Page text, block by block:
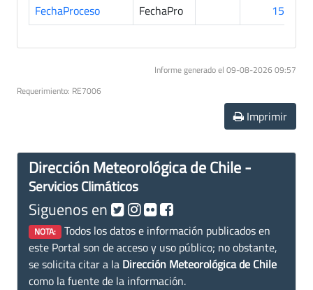
FechaProceso
FechaPro 151
Informe generado el 09-08-2026 09:57
Requerimiento: RE7006
Imprimir
Dirección Meteorológica de Chile -
Servicios Climáticos
Siguenos en
NOTA: Todos los datos e información publicados en
este Portal son de acceso y uso público; no obstante,
se solicita citar a la Dirección Meteorológica de Chile
como la fuente de la información.